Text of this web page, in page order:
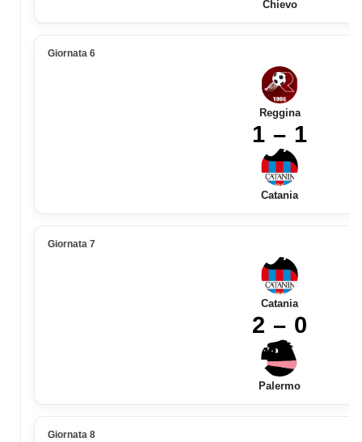
Chievo
Giornata 6
Reggina
1 – 1
Catania
Giornata 7
Catania
2 – 0
Palermo
Giornata 8